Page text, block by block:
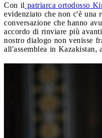
Con il patriarca ortodosso
evidenziato che non c'è una
conversazione che hanno
accordo di rinviare più
nostro dialogo non venisse
all'assemblea in Kazakistan,